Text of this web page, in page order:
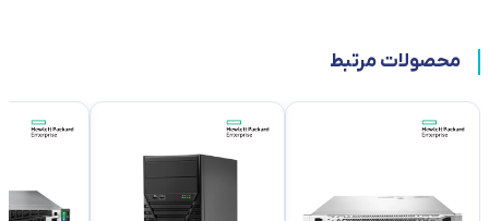
محصولات مرتبط